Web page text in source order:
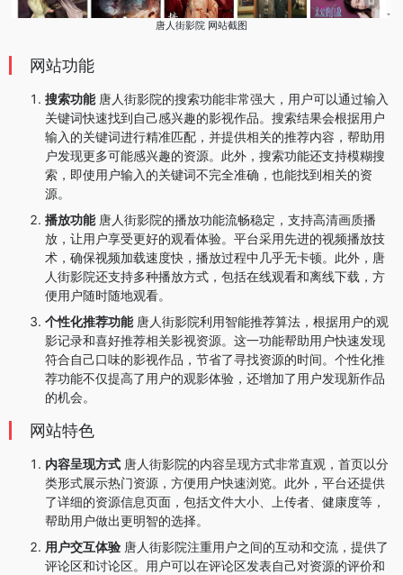
唐人街影院 网站截图
网站功能
搜索功能唐人街影院的搜索功能非常强大，用户可以通过输入
关键词快速找到自己感兴趣的影视作品。搜索结果会根据用户
输入的关键词进行精准匹配，并提供相关的推荐内容，帮助用
户发现更多可能感兴趣的资源。此外，搜索功能还支持模糊搜
索，即使用户输入的关键词不完全准确，也能找到相关的资
源。
播放功能唐人街影院的播放功能流畅稳定，支持高清画质播
放，让用户享受更好的观看体验。平台采用先进的视频播放技
术，确保视频加载速度快，播放过程中几乎无卡顿。此外，唐
人街影院还支持多种播放方式，包括在线观看和离线下载，方
便用户随时随地观看。
个性化推荐功能唐人街影院利用智能推荐算法，根据用户的观
影记录和喜好推荐相关影视资源。这一功能帮助用户快速发现
符合自己口味的影视作品，节省了寻找资源的时间。个性化推
荐功能不仅提高了用户的观影体验，还增加了用户发现新作品
的机会。
网站特色
内容呈现方式 唐人街影院的内容呈现方式非常直观，首页以分
类形式展示热门资源，方便用户快速浏览。此外，平台还提供
了详细的资源信息页面，包括文件大小、上传者、健康度等，
帮助用户做出更明智的选择。
用户交互体验 唐人街影院注重用户之间的互动和交流，提供了
评论区和讨论区。用户可以在评论区发表自己对资源的评价和